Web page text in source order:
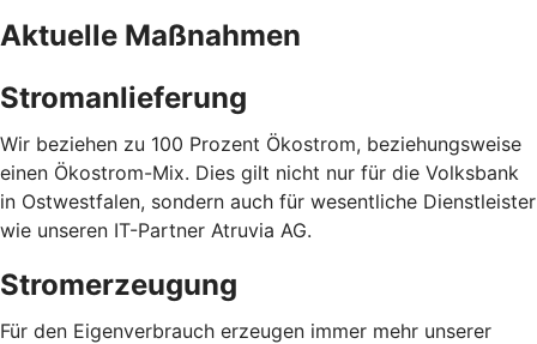
Aktuelle Maßnahmen
Stromanlieferung
Wir beziehen zu 100 Prozent Ökostrom, beziehungsweise
einen Ökostrom-Mix. Dies gilt nicht nur für die Volksbank
in Ostwestfalen, sondern auch für wesentliche Dienstleister
wie unseren IT-Partner Atruvia AG.
Stromerzeugung
Für den Eigenverbrauch erzeugen immer mehr unserer